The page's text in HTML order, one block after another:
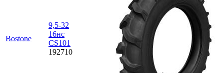
Bostone
9,5-32
16нс
CS101
192710